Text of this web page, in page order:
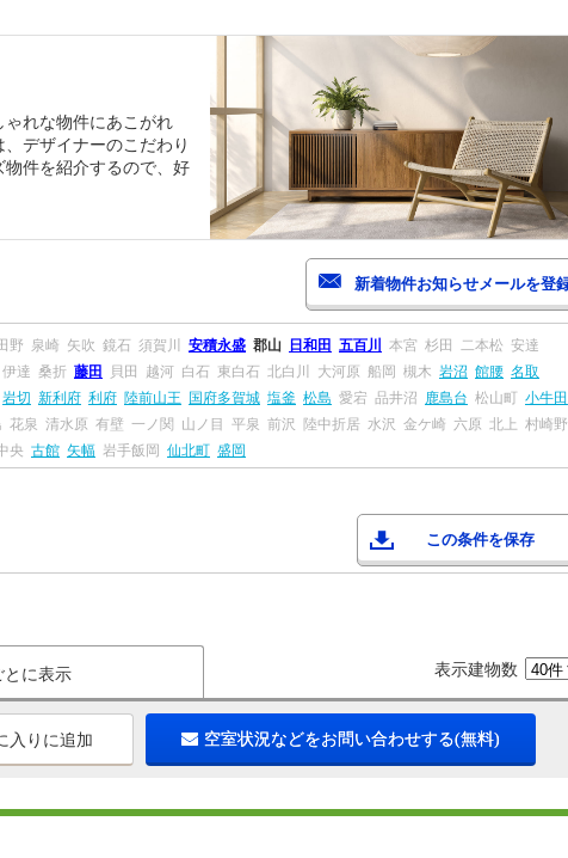
ゃれな物件にあこがれ
デザイナーのこだわり
件を紹介するので、好
野 泉崎 矢吹 鏡石 須賀川 安積永盛 郡山 日和田 五百川 本宮 杉田 二本松 安達
伊達 桑折 藤田 貝田 越河 白石 東白石 北白川 大河原 船岡 槻木 岩沼 館腰 名取
岩切 新利府 利府 陸前山王 国府多賀城 塩釜 松島 愛宕 品井沼 鹿島台 松山町 小牛田
花泉 清水原 有壁 一ノ関 山ノ目 平泉 前沢 陸中折居 水沢 金ケ崎 六原 北上 村崎野
央 古館 矢幅 岩手飯岡 仙北町 盛岡
この条件を保存
とに表示 表示建物数
入りに追加 空室状況などをお問い合わせする(無料)